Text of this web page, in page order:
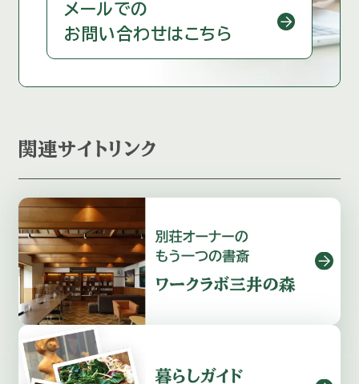
メールでの
お問い合わせはこちら
関連サイトリンク